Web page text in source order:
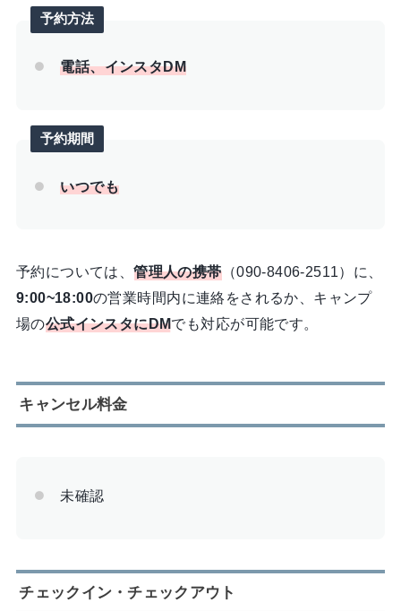
予約方法
電話、インスタDM
予約期間
いつでも
予約については、管理人の携帯（090-8406-2511）に、
9:00~18:00の営業時間内に連絡をされるか、キャンプ
場の公式インスタにDMでも対応が可能です。
キャンセル料金
未確認
チェックイン・チェックアウト